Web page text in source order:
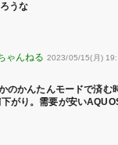
うな
2023/05/15(月)
のかんたんモードで済む
下がり。需要が安い